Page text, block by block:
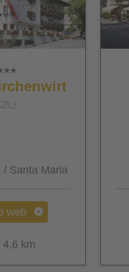
+
/ Santa Maria
web
4,6 km